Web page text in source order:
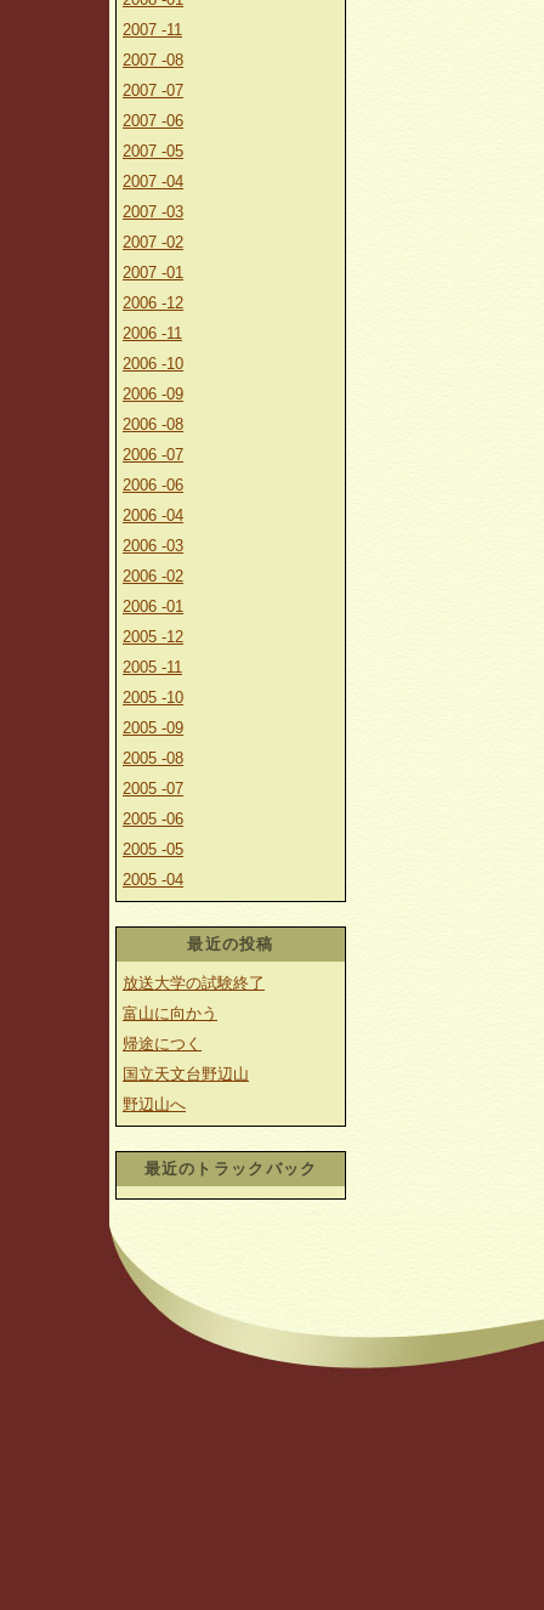
2007 -11
2007 -08
2007 -07
2007 -06
2007 -05
2007 -04
2007 -03
2007 -02
2007 -01
2006 -12
2006 -11
2006 -10
2006 -09
2006 -08
2006 -07
2006 -06
2006 -04
2006 -03
2006 -02
2006 -01
2005 -12
2005 -11
2005 -10
2005 -09
2005 -08
2005 -07
2005 -06
2005 -05
2005 -04
最近の投稿
放送大学の試験終了
富山に向かう
帰途につく
国立天文台野辺山
野辺山へ
最近のトラックバック